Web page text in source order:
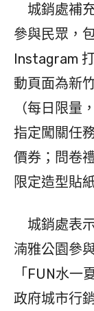
城銷處補
參與民眾，
Instagram
動頁面為新
（每日限量
指定闖關任
價券；問卷
限定造型貼
城銷處表
湳雅公園參
「FUN水一
政府城市行